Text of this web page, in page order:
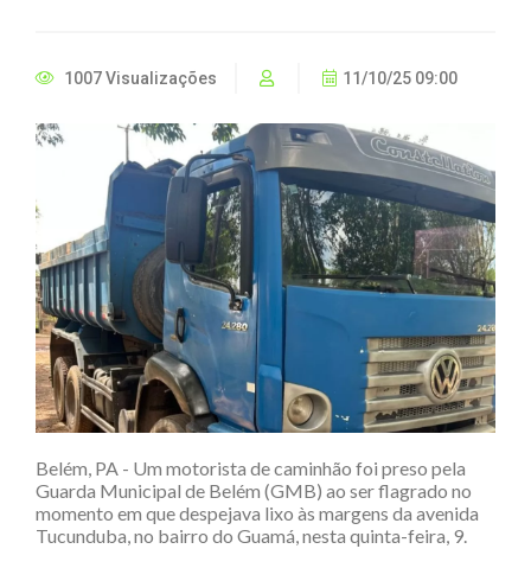
1007 Visualizações 11/10/25 09:00
Belém, PA - Um motorista de caminhão foi preso pela
Guarda Municipal de Belém (GMB) ao ser flagrado no
momento em que despejava lixo às margens da avenida
Tucunduba, no bairro do Guamá, nesta quinta-feira, 9.